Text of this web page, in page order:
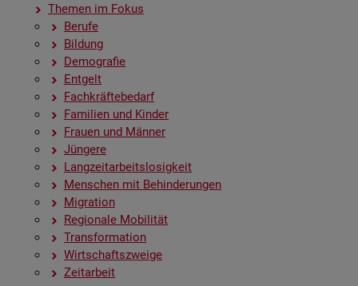
The­men im Fokus
Be­ru­fe
Bil­dung
De­mo­gra­fie
Ent­gelt
Fach­kräf­te­be­darf
Fa­mi­li­en und Kin­der
Frau­en und Män­ner
Jün­ge­re
Lang­zeit­ar­beits­lo­sig­keit
Men­schen mit Be­hin­de­run­gen
Mi­gra­ti­on
Re­gio­na­le Mo­bi­li­tät
Trans­for­ma­ti­on
Wirt­schafts­zwei­ge
Zeit­ar­beit